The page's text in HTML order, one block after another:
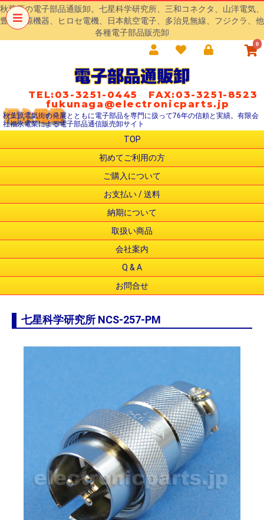
秋葉原の電子部品通販卸。七星科学研究所、三和コネクタ、山洋電気、
豊澄電源機器、ヒロセ電機、日本航空電子、多治見無線、フジクラ、他
各種電子部品販売卸
0
電子部品通販卸
TEL:03-3251-0445 FAX:03-3251-8523
fukunaga@electronicparts.jp
秋葉原電気街の発展とともに電子部品を専門に扱って76年の信頼と実績。有限会
社福永電業による電子部品通信販売卸サイト
TOP
初めてご利用の方
ご購入について
お支払い / 送料
納期について
取扱い商品
会社案内
Q & A
お問合せ
七星科学研究所 NCS-257-PM